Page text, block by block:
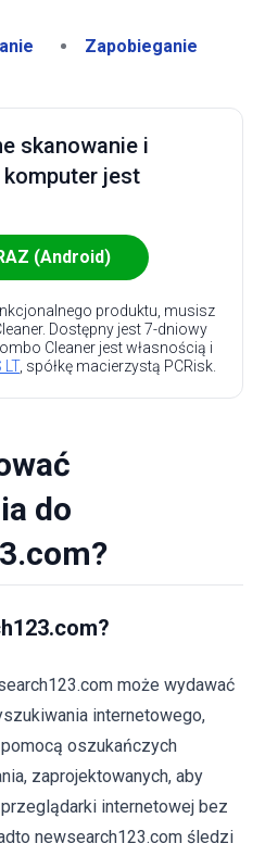
Zapobieganie
skanowanie i
jest
(Android)
produktu, musisz
Dostępny jest 7-dniowy
Cleaner jest własnością i
LT, spółkę macierzystą PCRisk.
do
może wydawać
internetowego,
oszukańczych
zaprojektowanych, aby
internetowej bez
newsearch123.com śledzi